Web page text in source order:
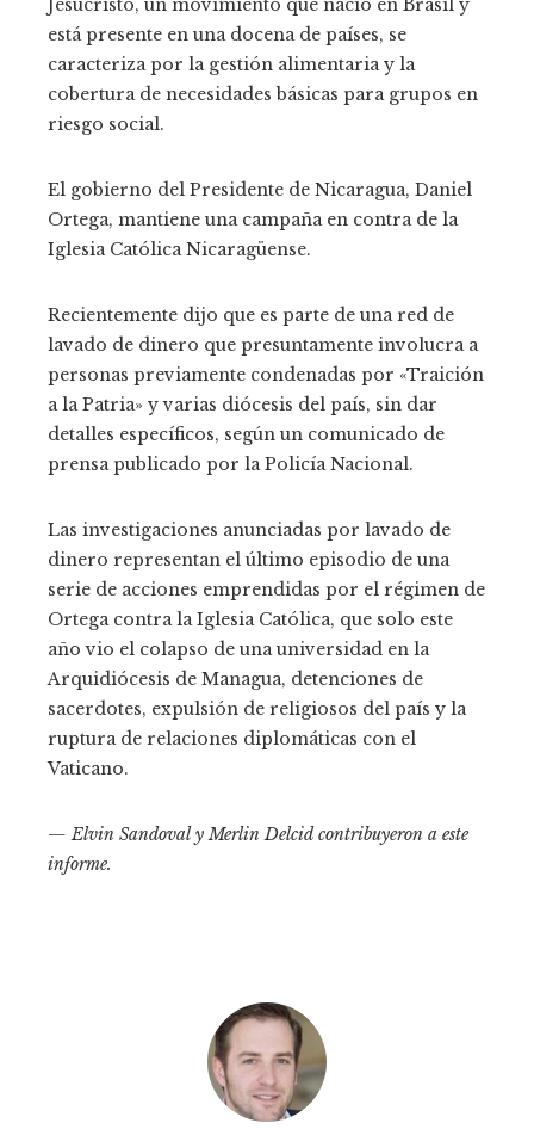
Jesucristo, un movimiento que nació en Brasil y
está presente en una docena de países, se
caracteriza por la gestión alimentaria y la
cobertura de necesidades básicas para grupos en
riesgo social.
El gobierno del Presidente de Nicaragua, Daniel
Ortega, mantiene una campaña en contra de la
Iglesia Católica Nicaragüense.
Recientemente dijo que es parte de una red de
lavado de dinero que presuntamente involucra a
personas previamente condenadas por «Traición
a la Patria» y varias diócesis del país, sin dar
detalles específicos, según un comunicado de
prensa publicado por la Policía Nacional.
Las investigaciones anunciadas por lavado de
dinero representan el último episodio de una
serie de acciones emprendidas por el régimen de
Ortega contra la Iglesia Católica, que solo este
año vio el colapso de una universidad en la
Arquidiócesis de Managua, detenciones de
sacerdotes, expulsión de religiosos del país y la
ruptura de relaciones diplomáticas con el
Vaticano.
— Elvin Sandoval y Merlin Delcid contribuyeron a este
informe.